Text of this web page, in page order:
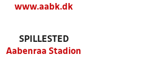
www.aabk.dk
SPILLESTED
Aabenraa Stadion